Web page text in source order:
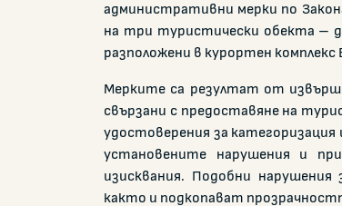
административни мерки по
на три туристически обекта –
разположени в курортен комплекс
Мерките са резултат от
свързани с предоставяне на
удостоверения за
установените нарушения и
изисквания. Подобни
както и подкопават